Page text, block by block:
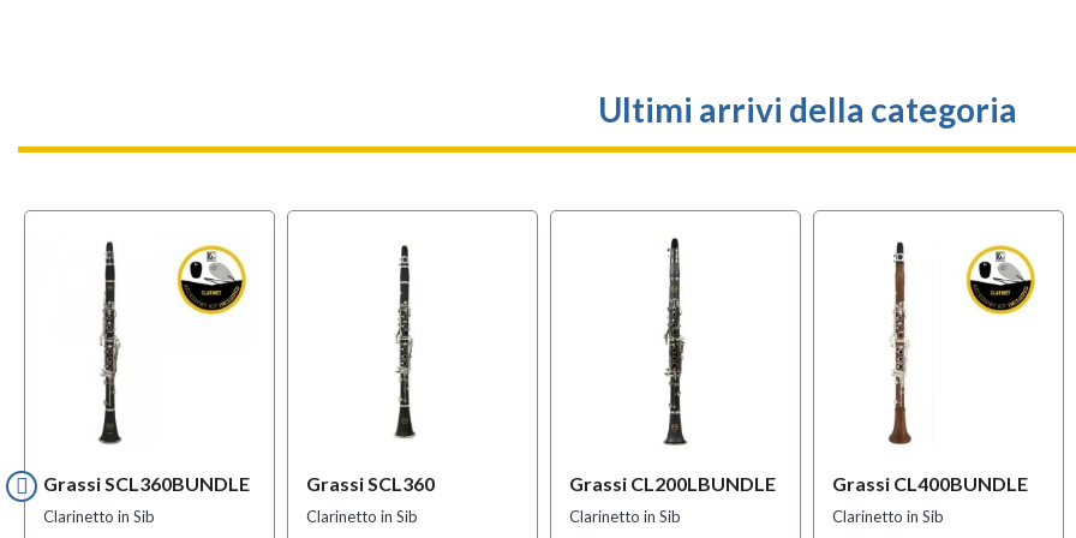
Ultimi arrivi della categoria
Grassi SCL360BUNDLE
Clarinetto in Sib
Grassi SCL360
Clarinetto in Sib
Grassi CL200LBUNDLE
Clarinetto in Sib
Grassi CL400BUNDLE
Clarinetto in Sib